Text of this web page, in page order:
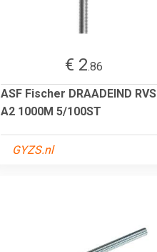
€ 2.86
ASF Fischer DRAADEIND RVS
A2 1000M 5/100ST
GYZS.nl